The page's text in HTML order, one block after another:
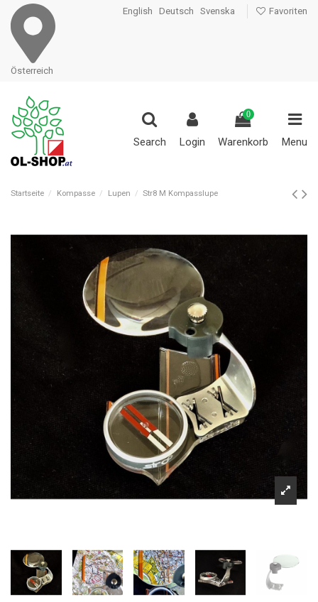
Österreich
English Deutsch Svenska Favoriten
Search Login
0
Warenkorb Menu
Startseite Kompasse Lupen Str8 M Kompasslupe